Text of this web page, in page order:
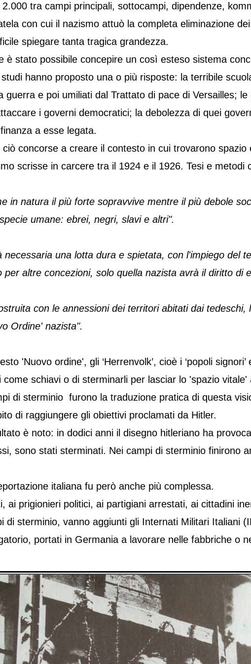
tra campi principali, sottocampi, dipendenze,
con cui il nazismo attuò la completa eliminazione
spiegare tanta tragica grandezza.
è stato possibile concepire un così esteso sistema
hanno proposto una o più risposte: la terribile
guerra e poi umiliati dal Trattato di pace di Versailles;
i governi democratici; la debolezza di quei
a esse legata.
ciò concorse a creare il contesto in cui trovarono
scrisse in carcere tra il 1924 e il 1926. Tesi e
in natura il più forte sopravvive mentre il più debole
umane: ebrei, negri, slavi e altri".
necessaria una lotta dura e spietata, con l'impiego del
per altre concezioni, solo quella nazista avrà il diritto di
con le annessioni dei territori abitati dai
Ordine' nazista".
'Nuovo ordine', gli ‘Herrenvolk’, cioè i ‘popoli
come schiavi o di sterminarli per lasciar lo 'spazio vitale'
di sterminio furono la traduzione pratica di questa
di raggiungere gli obiettivi proclamati da Hitler.
è noto: in dodici anni il disegno hitleriano ha
sono stati sterminati. Nei campi di sterminio finirono
italiana fu però anche più complessa.
ai prigionieri politici, ai partigiani arrestati, ai cittadini
di sterminio, vanno aggiunti gli Internati Militari Italiani
portati in Germania a lavorare nelle fabbriche o